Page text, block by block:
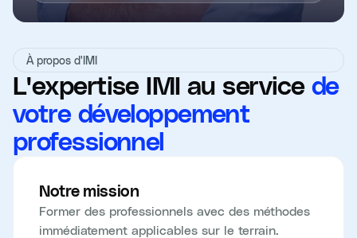
À propos d'IMI
L'expertise IMI au service de
votre développement
professionnel
Notre mission
Former des professionnels avec des méthodes
immédiatement applicables sur le terrain.